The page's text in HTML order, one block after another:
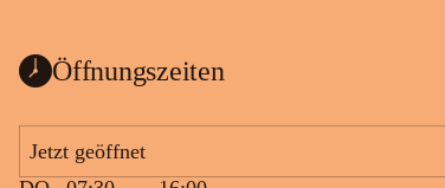
Öffnungszeiten
Jetzt geöffnet